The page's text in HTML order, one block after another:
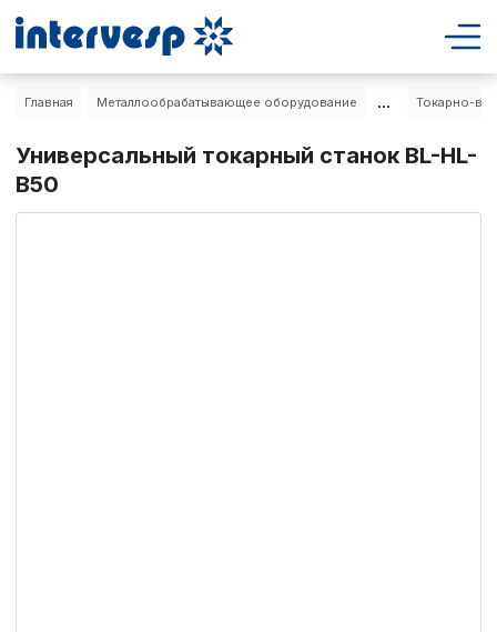
Главная Металлообрабатывающее оборудование ... Токарно-
Универсальный токарный станок BL-HL-
B50